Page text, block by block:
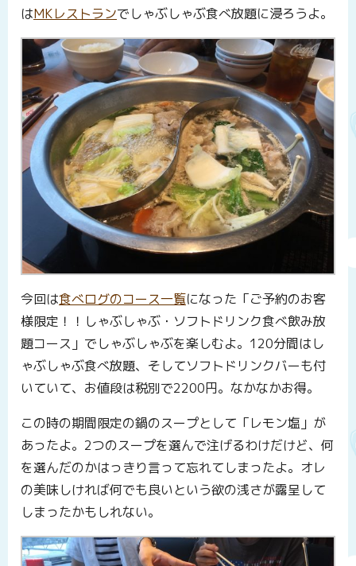
はMKレストランでしゃぶしゃぶ食べ放題に浸ろうよ。
今回は食べログのコース一覧になった「ご予約のお客
様限定！！しゃぶしゃぶ・ソフトドリンク食べ飲み放
題コース」でしゃぶしゃぶを楽しむよ。120分間はし
ゃぶしゃぶ食べ放題、そしてソフトドリンクバーも付
いていて、お値段は税別で2200円。なかなかお得。
この時の期間限定の鍋のスープとして「レモン塩」が
あったよ。2つのスープを選んで注げるわけだけど、何
を選んだのかはっきり言って忘れてしまったよ。オレ
の美味しければ何でも良いという欲の浅さが露呈して
しまったかもしれない。